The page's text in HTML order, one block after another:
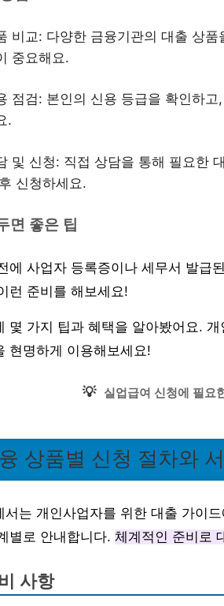
비교: 다양한 금융기관의 대출 상
중요해요.
점검: 본인의 신용 등급을 확인하
.
및 신청: 직접 상담을 통해 필요한
신청하세요.
면 좋은 팁
에 사업자 등록증이나 세무서 발급
런 준비를 해보세요!
몇 가지 팁과 혜택을 알아봤어요.
현명하게 이용해보세요!
💡 실업급여 신청에 필요
상품별 신청 절차와
서는 개인사업자를 위한 대출 가이
별로 안내합니다. 체계적인 준비로
사항